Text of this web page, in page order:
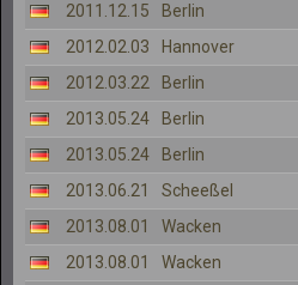
2011.12.15
Berlin
2012.02.03
Hannover
2012.03.22
Berlin
2013.05.24
Berlin
2013.05.24
Berlin
2013.06.21
Scheeßel
2013.08.01
Wacken
2013.08.01
Wacken